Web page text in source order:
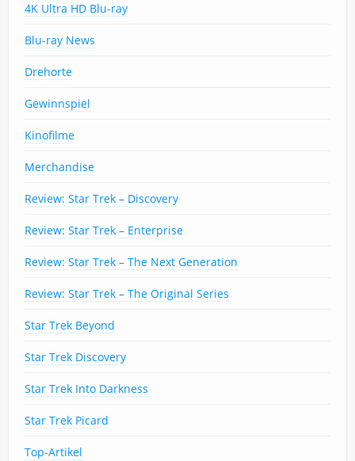
4K Ultra HD Blu-ray
Blu-ray News
Drehorte
Gewinnspiel
Kinofilme
Merchandise
Review: Star Trek – Discovery
Review: Star Trek – Enterprise
Review: Star Trek – The Next Generation
Review: Star Trek – The Original Series
Star Trek Beyond
Star Trek Discovery
Star Trek Into Darkness
Star Trek Picard
Top-Artikel